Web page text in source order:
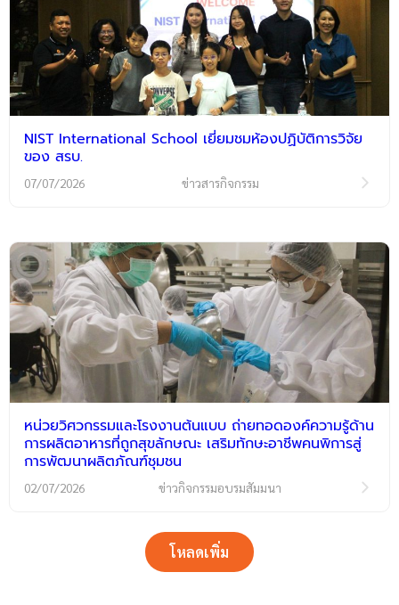
NIST International School เยี่ยมชมห้องปฏิบัติการวิจัย
ของ สรบ.
07/07/2026 ข่าวสารกิจกรรม
หน่วยวิศวกรรมและโรงงานต้นแบบ ถ่ายทอดองค์ความรู้ด้าน
การผลิตอาหารที่ถูกสุขลักษณะ เสริมทักษะอาชีพคนพิการสู่
การพัฒนาผลิตภัณฑ์ชุมชน
02/07/2026 ข่าวกิจกรรมอบรมสัมมนา
โหลดเพิ่ม